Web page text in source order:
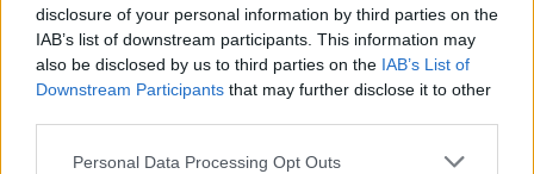
disclosure of your personal information by third parties on the
IAB’s list of downstream participants. This information may
also be disclosed by us to third parties on the IAB’s List of
Downstream Participants that may further disclose it to other
Please note that this website/app uses one or more Google
Personal Data Processing Opt Outs
Az
álomesküvők kora leáldozott, a
nagy nap már rég nem a
tökéletességről szól